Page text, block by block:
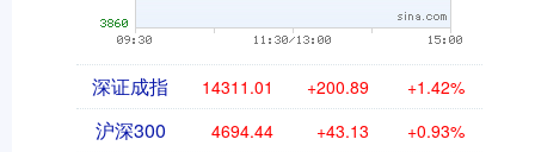
深证成指 14311.01 +200.89 +1.42%
沪深300 4694.44 +43.13 +0.93%